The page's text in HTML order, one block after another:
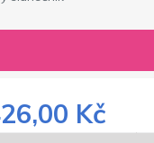
Kč